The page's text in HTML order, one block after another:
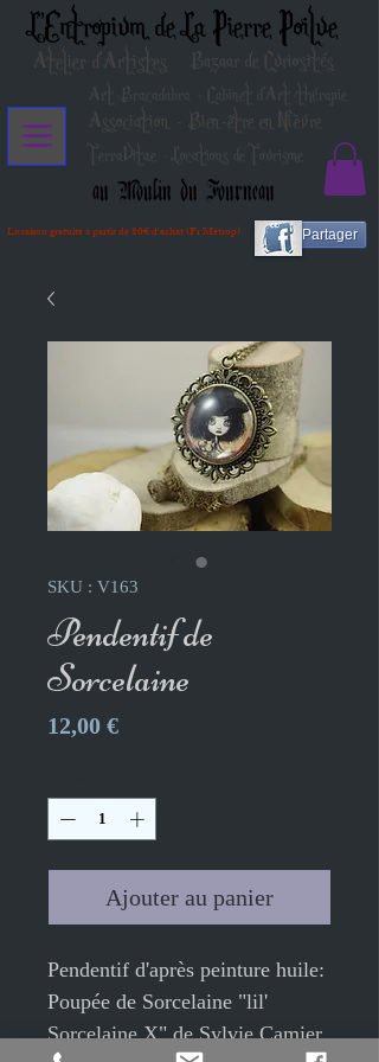
L'Entropium de La Pierre Poilue
Atelier d'Artistes Bazaar de Curiosités
au Moulin du Fourneau
Partager
Livraison gratuite à partir de 80€ d'achat (Fr Métrop)
Art-Bracadabra - Cabinet d'Art-thérapie
TerraVitae - Locations de Tourisme
Association - Bien-être en Nièvre
SKU : V163
Pendentif de
Sorcelaine
12,00 €Prix
Ajouter au panier
Pendentif d'après peinture huile:
Poupée de Sorcelaine "lil'
Sorcelaine X" de Sylvie Camier.